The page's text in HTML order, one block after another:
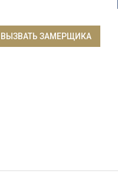
ВЫЗВАТЬ ЗАМЕРЩИКА